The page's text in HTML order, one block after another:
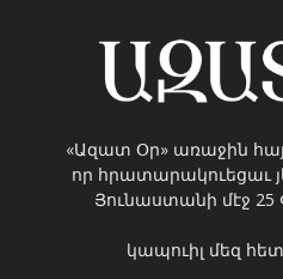
«Ազատ Օր» առաջին
որ
Յունաստանի մէջ 25
կապուիլ մեզ